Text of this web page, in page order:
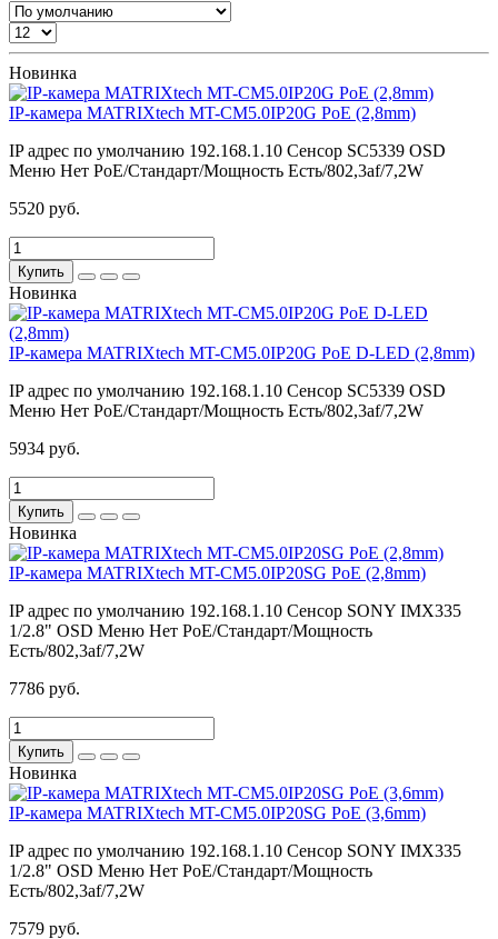
Новинка
IP-камера MATRIXtech MT-CM5.0IP20G PoE (2,8mm)
IP адрес по умолчанию 192.168.1.10 Сенсор SC5339 OSD
Меню Нет PoE/Стандарт/Мощность Есть/802,3af/7,2W
5520 руб.
Купить
Новинка
IP-камера MATRIXtech MT-CM5.0IP20G PoE D-LED (2,8mm)
IP адрес по умолчанию 192.168.1.10 Сенсор SC5339 OSD
Меню Нет PoE/Стандарт/Мощность Есть/802,3af/7,2W
5934 руб.
Купить
Новинка
IP-камера MATRIXtech MT-CM5.0IP20SG PoE (2,8mm)
IP адрес по умолчанию 192.168.1.10 Сенсор SONY IMX335
1/2.8" OSD Меню Нет PoE/Стандарт/Мощность
Есть/802,3af/7,2W
7786 руб.
Купить
Новинка
IP-камера MATRIXtech MT-CM5.0IP20SG PoE (3,6mm)
IP адрес по умолчанию 192.168.1.10 Сенсор SONY IMX335
1/2.8" OSD Меню Нет PoE/Стандарт/Мощность
Есть/802,3af/7,2W
7579 руб.